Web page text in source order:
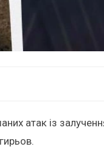
атак із